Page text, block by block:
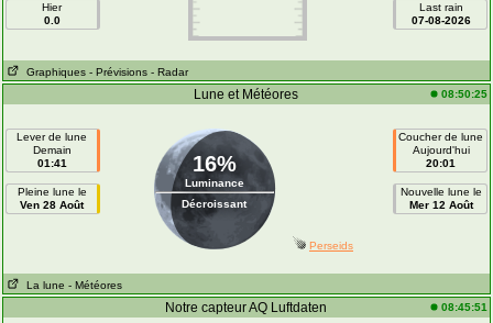
Hier
0.0
Last rain
07-08-2026
Graphiques - Prévisions - Radar
Lune et Météores 08:50:25
Lever de lune
Demain
01:41
Pleine lune le
Ven 28 Août
16%
Luminance
Décroissant
Coucher de lune
Aujourd'hui
20:01
Nouvelle lune le
Mer 12 Août
Perseids
La lune - Météores
Notre capteur AQ Luftdaten 08:45:51